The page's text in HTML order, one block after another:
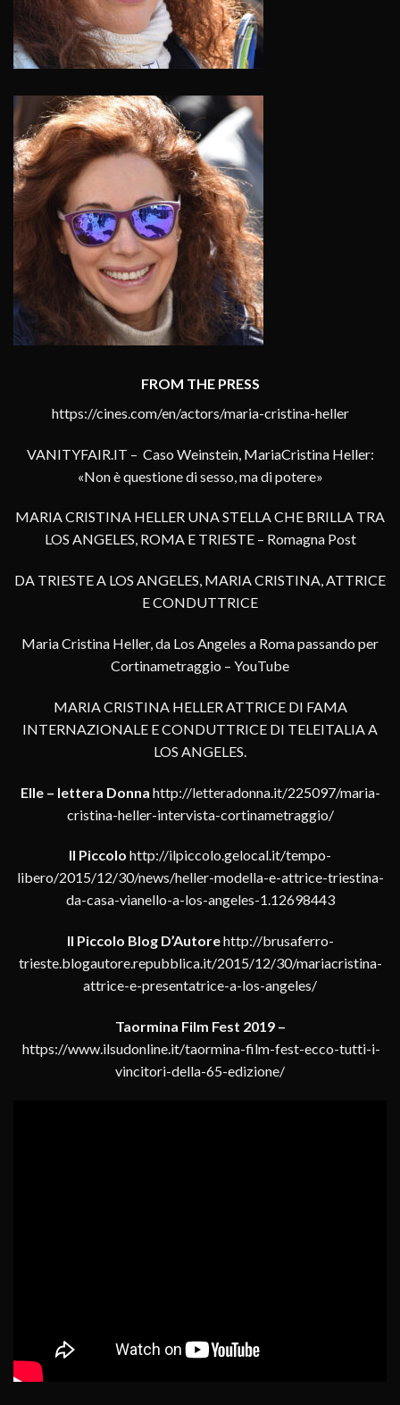
FROM THE PRESS
https://cines.com/en/actors/maria-cristina-heller
VANITYFAIR.IT – Caso Weinstein, MariaCristina Heller:
«Non è questione di sesso, ma di potere»
MARIA CRISTINA HELLER UNA STELLA CHE BRILLA TRA
LOS ANGELES, ROMA E TRIESTE – Romagna Post
DA TRIESTE A LOS ANGELES, MARIA CRISTINA, ATTRICE
E CONDUTTRICE
Maria Cristina Heller, da Los Angeles a Roma passando per
Cortinametraggio – YouTube
MARIA CRISTINA HELLER ATTRICE DI FAMA
INTERNAZIONALE E CONDUTTRICE DI TELEITALIA A
LOS ANGELES.
Elle – lettera Donna http://letteradonna.it/225097/maria-
cristina-heller-intervista-cortinametraggio/
Il Piccolo http://ilpiccolo.gelocal.it/tempo-
libero/2015/12/30/news/heller-modella-e-attrice-triestina-
da-casa-vianello-a-los-angeles-1.12698443
Il Piccolo Blog D’Autorehttp://brusaferro-
trieste.blogautore.repubblica.it/2015/12/30/mariacristina-
attrice-e-presentatrice-a-los-angeles/
Taormina Film Fest 2019 –
https://www.ilsudonline.it/taormina-film-fest-ecco-tutti-i-
vincitori-della-65-edizione/